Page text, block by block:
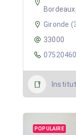
Gironde
33000
POPULAIRE